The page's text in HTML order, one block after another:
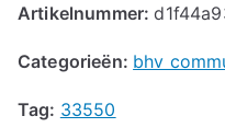
Artikelnummer:
Categorieën: bhv
Tag: 33550